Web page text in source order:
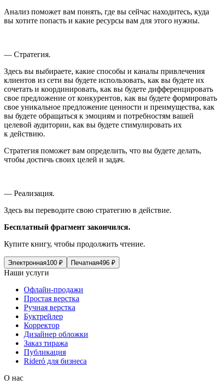
Анализ поможет вам понять, где вы сейчас находитесь, куда
вы хотите попасть и какие ресурсы вам для этого нужны.
— Стратегия.
Здесь вы выбираете, какие способы и каналы привлечения
клиентов из сети вы будете использовать, как вы будете их
сочетать и координировать, как вы будете дифференцировать
свое предложение от конкурентов, как вы будете формировать
свое уникальное предложение ценности и преимущества, как
вы будете обращаться к эмоциям и потребностям вашей
целевой аудитории, как вы будете стимулировать их
к действию.
Стратегия поможет вам определить, что вы будете делать,
чтобы достичь своих целей и задач.
— Реализация.
Здесь вы переводите свою стратегию в действие.
Бесплатный фрагмент закончился.
Купите книгу, чтобы продолжить чтение.
Электронная100 ₽ Печатная496 ₽
Наши услуги
Офлайн-продажи
Простая верстка
Ручная верстка
Буктрейлер
Корректор
Дизайнер обложки
Заказ тиража
Публикация
Rideró для бизнеса
О нас